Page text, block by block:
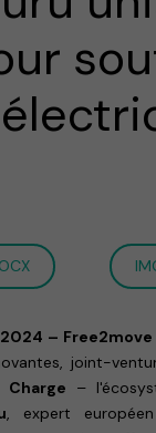
–
joint-
Charge –
, expert